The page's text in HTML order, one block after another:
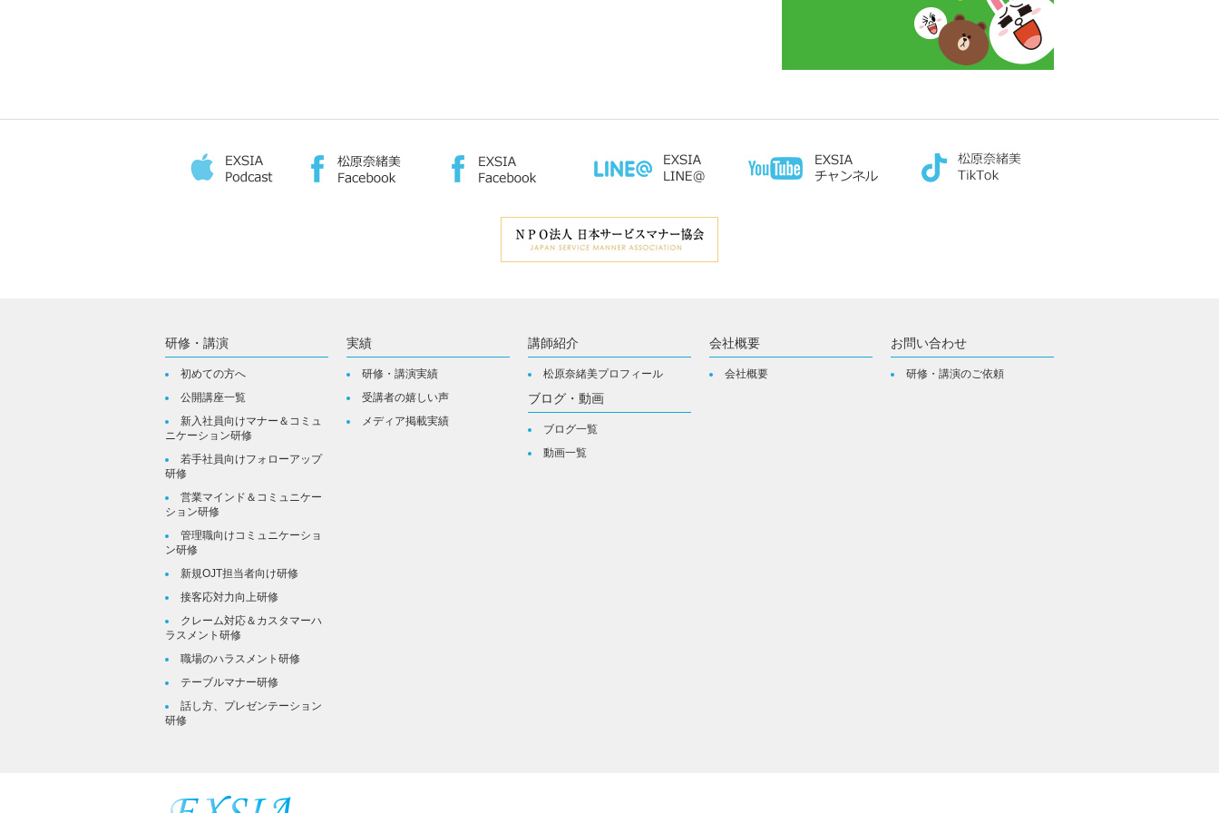
研修・講演
初めての方へ
公開講座一覧
新入社員向けマナー＆コミュ
ニケーション研修
若手社員向けフォローアップ
研修
営業マインド＆コミュニケー
ション研修
管理職向けコミュニケーショ
ン研修
新規OJT担当者向け研修
接客応対力向上研修
クレーム対応＆カスタマーハ
ラスメント研修
職場のハラスメント研修
テーブルマナー研修
話し方、プレゼンテーション
研修
実績
研修・講演実績
受講者の嬉しい声
メディア掲載実績
講師紹介
松原奈緒美プロフィール
会社概要
会社概要
お問い合わせ
研修・講演のご依頼
ブログ・動画
ブログ一覧
動画一覧